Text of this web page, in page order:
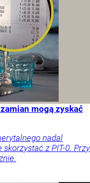
mogą zyskać
nadal
z PIT-0. Przy